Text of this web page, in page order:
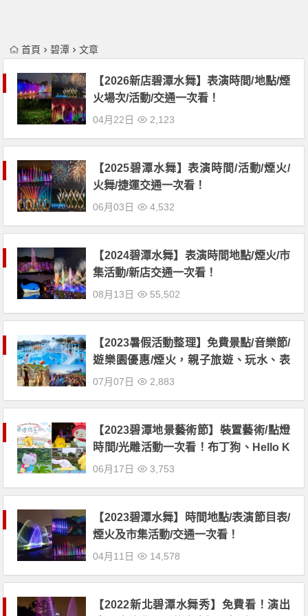
首頁 碧潭 文章
【2026新店碧潭水舞】表演時間/地點/煙
火場次/活動/交通一次看！
04月22日 2,123
【2025碧潭水舞】表演時間/活動/煙火/
火舞/捷運交通一次看！
06月03日 4,532
【2024碧潭水舞】表演時間地點/煙火/市
集活動/新店交通一次看！
08月13日 55,502
【2023暑假活動整理】免費景點/音樂節/
遊樂園優惠/煙火，親子旅遊、玩水、表
演通通有！
07月07日 2,883
【2023碧潭地景藝術節】裝置藝術/點燈
時間/光雕活動一次看！布丁狗、Hello K
itty登場
06月17日 3,753
【2023碧潭水舞】時間地點/表演節目表/
煙火及市集活動/交通一次看！
04月11日 14,578
【2022新北碧潭水舞秀】免費看！演出